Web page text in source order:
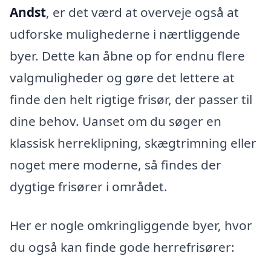
Andst, er det værd at overveje også at
udforske mulighederne i nærtliggende
byer. Dette kan åbne op for endnu flere
valgmuligheder og gøre det lettere at
finde den helt rigtige frisør, der passer til
dine behov. Uanset om du søger en
klassisk herreklipning, skægtrimning eller
noget mere moderne, så findes der
dygtige frisører i området.
Her er nogle omkringliggende byer, hvor
du også kan finde gode herrefrisører: